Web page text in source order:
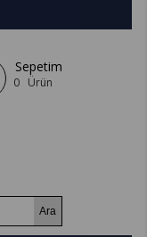
Sepetim
0 Ürün